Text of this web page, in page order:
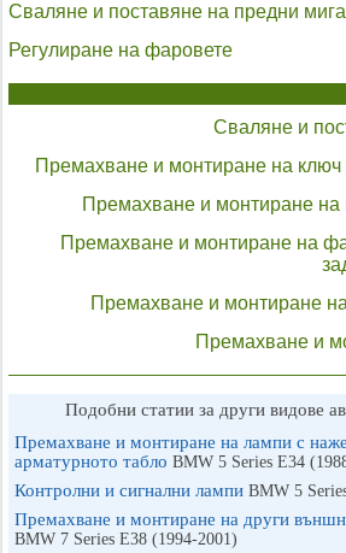
Сваляне и поставяне на предни
Регулиране на фаровете
Сваляне и
Премахване и монтиране на ключ
Премахване и монтиране на
Премахване и монтиране на
Премахване и монтиране
Премахване и
Подобни статии за други видове
Премахване и монтиране на лампи с
арматурното табло BMW 5 Series E34
Контролни и сигнални лампи BMW 5
Премахване и монтиране на други
BMW 7 Series E38 (1994-2001)